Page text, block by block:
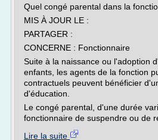
Quel congé parental dans la
MIS À JOUR LE :
PARTAGER :
CONCERNE : Fonctionnaire
Suite à la naissance ou l'adoption
enfants, les agents de la fonction
contractuels peuvent bénéficier
d'éducation.
Le congé parental, d'une durée
fonctionnaire de suspendre ou de
Lire la suite